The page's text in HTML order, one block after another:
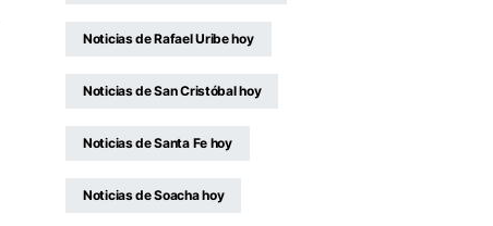
Noticias de Rafael Uribe hoy
Noticias de San Cristóbal hoy
Noticias de Santa Fe hoy
Noticias de Soacha hoy